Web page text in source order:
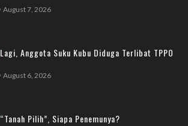
August 7, 2026
Lagi, Anggota Suku Kubu Diduga Terlibat TPPO
August 6, 2026
“Tanah Pilih”, Siapa Penemunya?